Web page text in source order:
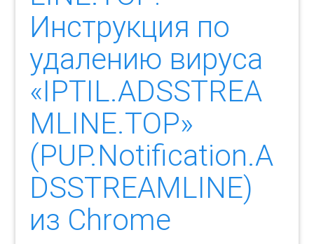
Инструкция по
удалению вируса
«IPTIL.ADSSTREA
MLINE.TOP»
(PUP.Notification.A
DSSTREAMLINE)
из Chrome